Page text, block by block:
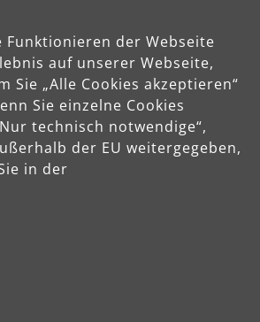
| 8-Loch
von 0 von 5 Sternen
der Webseite
auf unserer Webseite,
„Alle Cookies akzeptieren“
Sie einzelne Cookies
technisch notwendige“,
der EU weitergegeben,
in der